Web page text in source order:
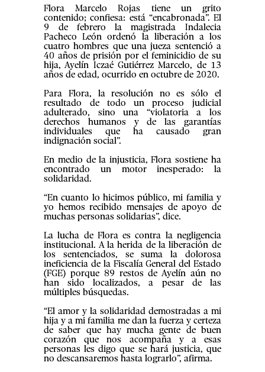
Flora Marcelo Rojas tiene un grito
contenido; confiesa: está “encabronada”. El
9 de febrero la magistrada Indalecia
Pacheco León ordenó la liberación a los
cuatro hombres que una jueza sentenció a
40 años de prisión por el feminicidio de su
hija, Ayelín Iczaé Gutiérrez Marcelo, de 13
años de edad, ocurrido en octubre de 2020.
Para Flora, la resolución no es sólo el
resultado de todo un proceso judicial
adulterado, sino una “violatoria a los
derechos humanos y de las garantías
individuales que ha causado gran
indignación social”.
En medio de la injusticia, Flora sostiene ha
encontrado un motor inesperado: la
solidaridad.
“En cuanto lo hicimos público, mi familia y
yo hemos recibido mensajes de apoyo de
muchas personas solidarias”, dice.
La lucha de Flora es contra la negligencia
institucional. A la herida de la liberación de
los sentenciados, se suma la dolorosa
ineficiencia de la Fiscalía General del Estado
(FGE) porque 89 restos de Ayelín aún no
han sido localizados, a pesar de las
múltiples búsquedas.
“El amor y la solidaridad demostradas a mi
hija y a mi familia me dan la fuerza y certeza
de saber que hay mucha gente de buen
corazón que nos acompaña y a esas
personas les digo que se hará justicia, que
no descansaremos hasta lograrlo”, afirma.